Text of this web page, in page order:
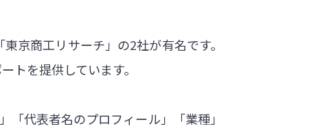
京商工リサーチ」の2社が有名です。
トを提供しています。
代表者名のプロフィール」「業種」